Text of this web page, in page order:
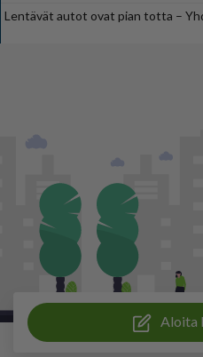
Lentävät autot ovat pian totta –
Aloita